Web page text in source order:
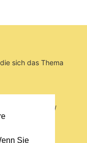
Sie
sich das Thema
Biere